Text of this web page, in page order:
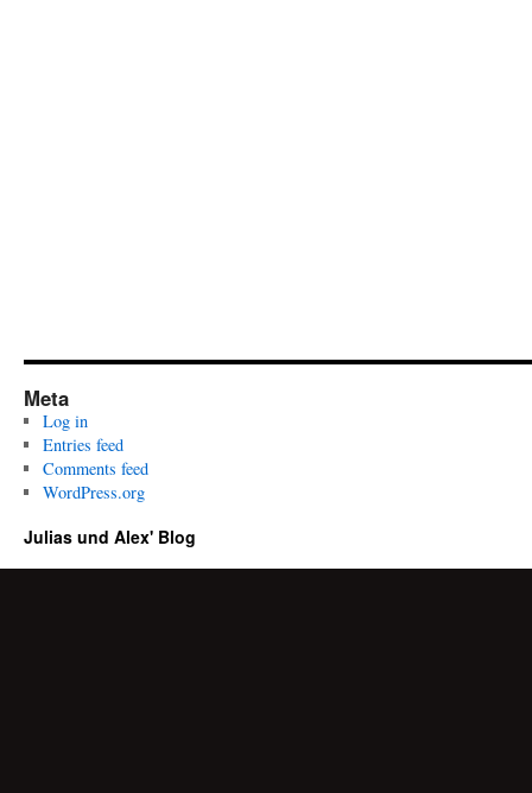
Meta
Log in
Entries feed
Comments feed
WordPress.org
Julias und Alex' Blog